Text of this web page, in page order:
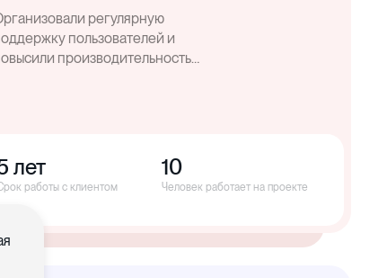
регулярную
пользователей и
производительность
лет
работы с клиентом
10
Человек работает на проекте